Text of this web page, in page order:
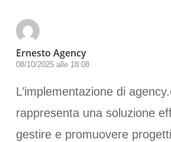
Ernesto Agency
08/10/2025 alle 18:08
L’implementazione di
rappresenta una soluzione
gestire e promuovere